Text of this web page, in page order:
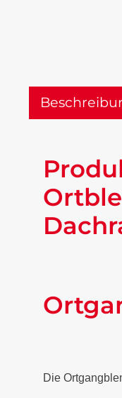
Die